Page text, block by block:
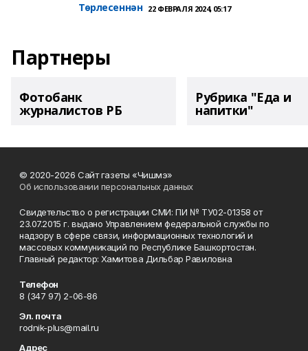
Төрлесеннән 22 ФЕВРАЛЯ 2024, 05:17
Партнеры
Фотобанк
журналистов РБ
Рубрика "Еда и
напитки"
© 2020-2026 Сайт газеты «Чишмэ»
Об использовании персональных данных
Свидетельство о регистрации СМИ: ПИ № ТУ02-01358 от
23.07.2015 г. выдано Управлением федеральной службы по
надзору в сфере связи, информационных технологий и
массовых коммуникаций по Республике Башкортостан.
Главный редактор: Хамитова Дильбар Равиловна
Телефон
8 (347 97) 2-06-86
Эл. почта
rodnik-plus@mail.ru
Адрес